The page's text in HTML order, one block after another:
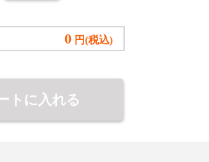
0 円(税込)
トに入れる